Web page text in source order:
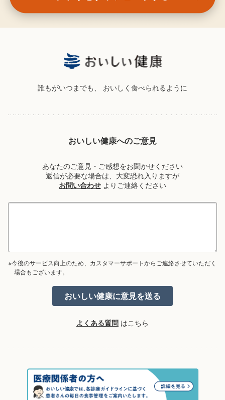
誰もがいつまでも、 おいしく食べられるように
おいしい健康へのご意見
あなたのご意見・ご感想をお聞かせください
返信が必要な場合は、大変恐れ入りますが
お問い合わせ よりご連絡ください
※今後のサービス向上のため、カスタマーサポートからご連絡させていただく
場合もございます。
よくある質問 はこちら